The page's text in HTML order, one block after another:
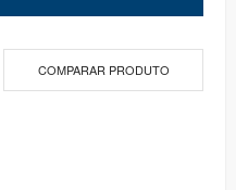
COMPARAR PRODUTO